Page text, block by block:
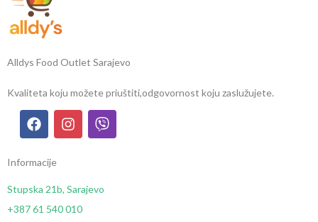
Alldys Food Outlet Sarajevo
Kvaliteta koju možete priuštiti,odgovornost koju zaslužujete.
Informacije
Stupska 21b, Sarajevo
+387 61 540 010